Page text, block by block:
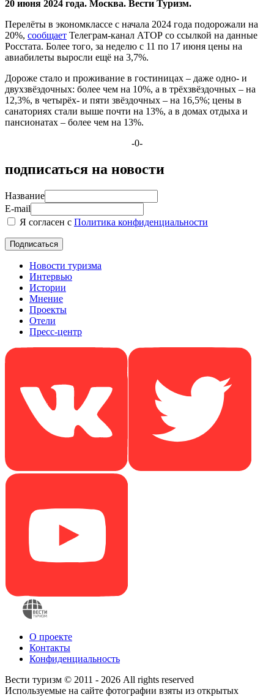
20 июня 2024 года. Москва. Вести Туризм.
Перелёты в экономклассе с начала 2024 года подорожали на
20%, сообщает Телеграм-канал АТОР со ссылкой на данные
Росстата. Более того, за неделю с 11 по 17 июня цены на
авиабилеты выросли ещё на 3,7%.
Дороже стало и проживание в гостиницах – даже одно- и
двухзвёздочных: более чем на 10%, а в трёхзвёздочных – на
12,3%, в четырёх- и пяти звёздочных – на 16,5%; цены в
санаториях стали выше почти на 13%, а в домах отдыха и
пансионатах – более чем на 13%.
-0-
подписаться на новости
Название
E-mail
Я согласен с Политика конфиденциальности
Новости туризма
Интервью
Истории
Мнение
Проекты
Отели
Пресс-центр
О проекте
Контакты
Конфиденциальность
Вести туризм © 2011 - 2026 All rights reserved
Используемые на сайте фотографии взяты из открытых